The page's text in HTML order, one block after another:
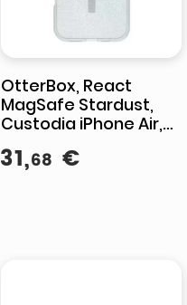
OtterBox, React
MagSafe Stardust,
Custodia iPhone Air,
Trasparente, Anti-
graffio
31,68 €